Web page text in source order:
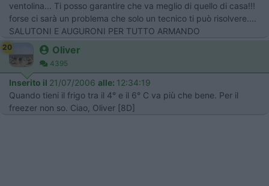
ventolina... Ti posso garantire che va meglio di quello di casa!!!
forse ci sarà un problema che solo un tecnico ti può risolvere....
SALUTONI E AUGURONI PER TUTTO ARMANDO
20 Oliver
4395
Inserito il 21/07/2006 alle: 12:34:19
Quando tieni il frigo tra il 4° e il 6° C va più che bene. Per il
freezer non so. Ciao, Oliver [8D]